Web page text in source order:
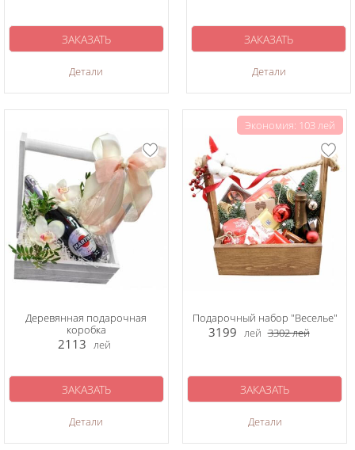
Детали
ЗАКАЗАТЬ
Детали
ЗАКАЗАТЬ
Деревянная подарочная
коробка
2113 лей
Детали
ЗАКАЗАТЬ
Экономия: 103 лей
Подарочный набор "Веселье"
3199 лей 3302лей
Детали
ЗАКАЗАТЬ